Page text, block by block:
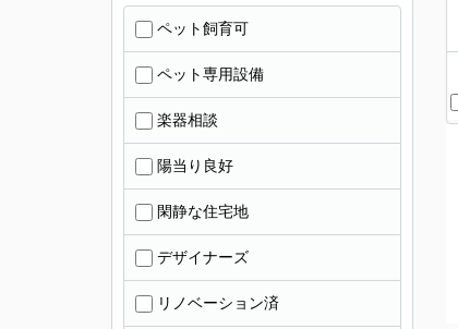
ペット飼育可
ペット専用設備
楽器相談
陽当り良好
閑静な住宅地
デザイナーズ
リノベーション済